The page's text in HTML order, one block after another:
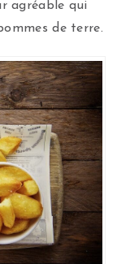
agréable qui
de terre.